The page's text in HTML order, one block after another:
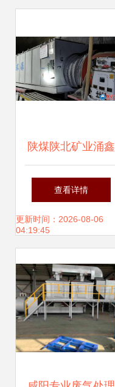
陕煤陕北矿业涌鑫
公司 掘进迎头过滤
棉粉尘治理设备的
查看详情
更新时间：2026-08-06
04:19:45